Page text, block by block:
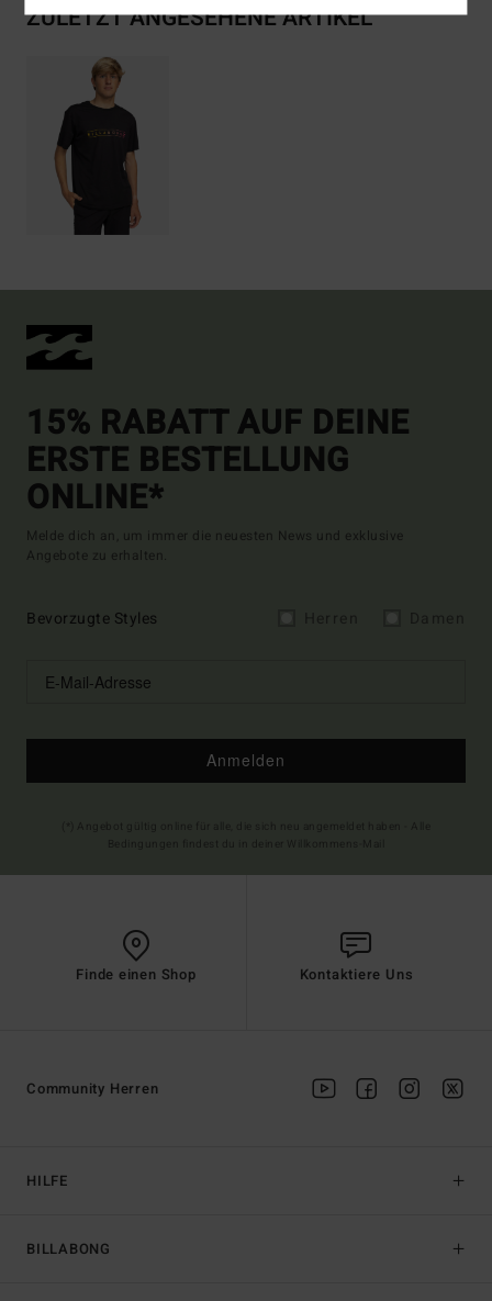
ZULETZT ANGESEHENE ARTIKEL
15% RABATT AUF DEINE
ERSTE BESTELLUNG
ONLINE*
Melde dich an, um immer die neuesten News und exklusive
Angebote zu erhalten.
Bevorzugte Styles
Anmelden
Finde einen Shop Kontaktiere Uns
HILFE
BILLABONG
Community Herren